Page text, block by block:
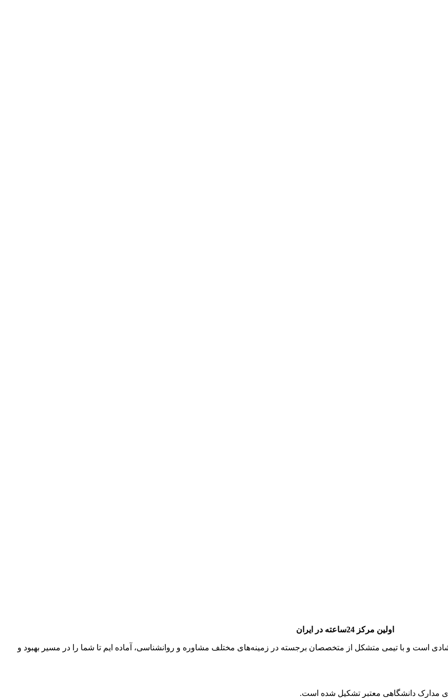
اولین مرکز 24ساعته در ایران
است و با تیمی متشکل از متخصصان برجسته در زمینه‌های مختلف مشاوره و روانشناسی، آماده ایم تا شما را در مسیر بهبود و
مدارک دانشگاهی معتبر تشکیل شده است.